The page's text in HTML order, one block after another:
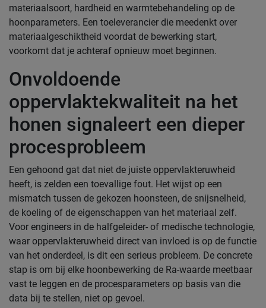
materiaalsoort, hardheid en warmtebehandeling op de
hoonparameters. Een toeleverancier die meedenkt over
materiaalgeschiktheid voordat de bewerking start,
voorkomt dat je achteraf opnieuw moet beginnen.
Onvoldoende
oppervlaktekwaliteit na het
honen signaleert een dieper
procesprobleem
Een gehoond gat dat niet de juiste oppervlakteruwheid
heeft, is zelden een toevallige fout. Het wijst op een
mismatch tussen de gekozen hoonsteen, de snijsnelheid,
de koeling of de eigenschappen van het materiaal zelf.
Voor engineers in de halfgeleider- of medische technologie,
waar oppervlakteruwheid direct van invloed is op de functie
van het onderdeel, is dit een serieus probleem. De concrete
stap is om bij elke hoonbewerking de Ra-waarde meetbaar
vast te leggen en de procesparameters op basis van die
data bij te stellen, niet op gevoel.